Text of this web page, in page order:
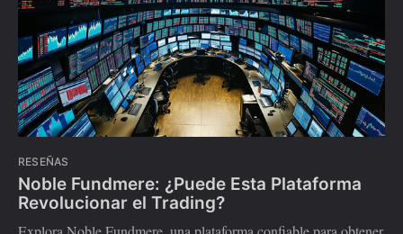
RESEÑAS
Noble Fundmere: ¿Puede Esta Plataforma
Revolucionar el Trading?